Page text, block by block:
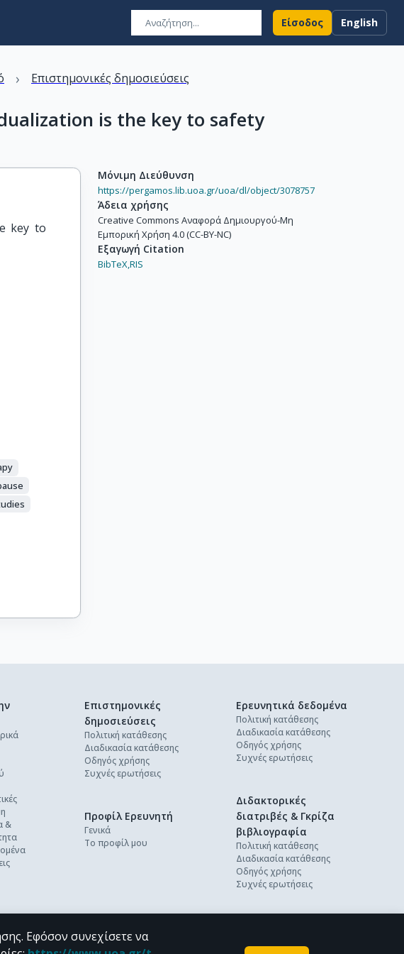
Είσοδος English
› Επιστημονικές δημοσιεύσεις
is the key to safety
key to
Μόνιμη Διεύθυνση
https://pergamos.lib.uoa.gr/uoa/dl/object/3078757
Άδεια χρήσης
Creative Commons Αναφορά Δημιουργού-Μη
Εμπορική Χρήση 4.0 (CC-BY-NC)
Εξαγωγή Citation
BibTeX,RIS
&
Επιστημονικές
δημοσιεύσεις
Πολιτική κατάθεσης
Διαδικασία κατάθεσης
Οδηγός χρήσης
Συχνές ερωτήσεις
Ερευνητικά δεδομένα
Πολιτική κατάθεσης
Διαδικασία κατάθεσης
Οδηγός χρήσης
Συχνές ερωτήσεις
Διδακτορικές
διατριβές & Γκρίζα
βιβλιογραφία
Πολιτική κατάθεσης
Διαδικασία κατάθεσης
Οδηγός χρήσης
Συχνές ερωτήσεις
Προφίλ Ερευνητή
Γενικά
Το προφίλ μου
Εφόσον συνεχίσετε να